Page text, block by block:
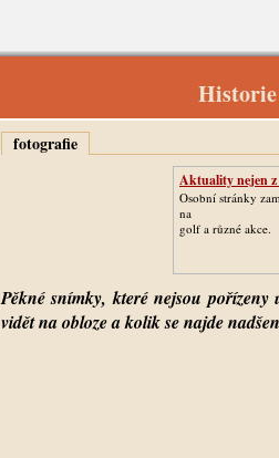
fotografie
Aktuality nejen
Osobní stránky
na
golf a různé akce.
Pěkné snímky, které nejsou
vidět na obloze a kolik se najde